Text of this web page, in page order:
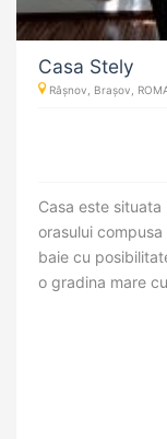
Casa Stely
Râșnov, Brașov,
Casa este
orasului
baie cu
o gradina mare